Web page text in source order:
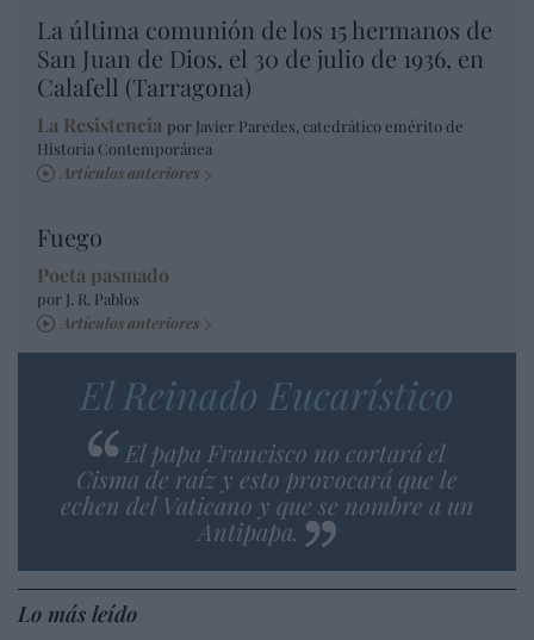
La última comunión de los 15 hermanos de
San Juan de Dios, el 30 de julio de 1936, en
Calafell (Tarragona)
La Resistencia por Javier Paredes, catedrático emérito de
Historia Contemporánea
Artículos anteriores
Fuego
Poeta pasmado
por J. R. Pablos
Artículos anteriores
El Reinado Eucarístico
El papa Francisco no cortará el
Cisma de raíz y esto provocará que le
echen del Vaticano y que se nombre a un
Antipapa.
Lo más leído